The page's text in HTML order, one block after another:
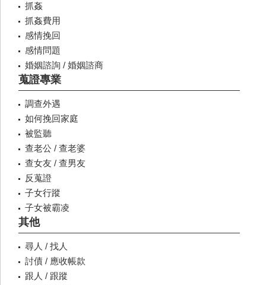
抓姦
抓姦費用
感情挽回
感情問題
婚姻諮詢 / 婚姻諮商
蒐證專業
調查外遇
如何挽回家庭
被監聽
查老公 / 查老婆
查女友 / 查男友
反蒐證
子女行蹤
子女被霸凌
其他
尋人 / 找人
討債 / 應收帳款
跟人 / 跟蹤